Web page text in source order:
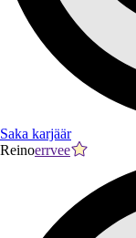
Saka karjäär
Reinoerrvee